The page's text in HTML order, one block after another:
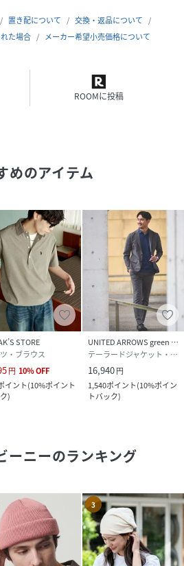
置き配について
交換・返品について
た場合
メーカー希望小売価格について
ROOMに投稿
めのアイテム
STORE
・ブラウス
円 10%OFF
イント(10%ポイント
)
UNITED ARROWS green label relaxing
テーラードジャケット・ブレザー
16,940円
1,540ポイント(10%ポイン
トバック)
ーニーのランキング
3